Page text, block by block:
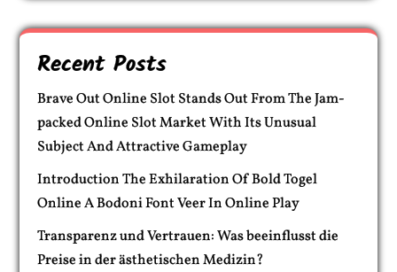
Recent Posts
Brave Out Online Slot Stands Out From The Jam-
packed Online Slot Market With Its Unusual
Subject And Attractive Gameplay
Introduction The Exhilaration Of Bold Togel
Online A Bodoni Font Veer In Online Play
Transparenz und Vertrauen: Was beeinflusst die
Preise in der ästhetischen Medizin?